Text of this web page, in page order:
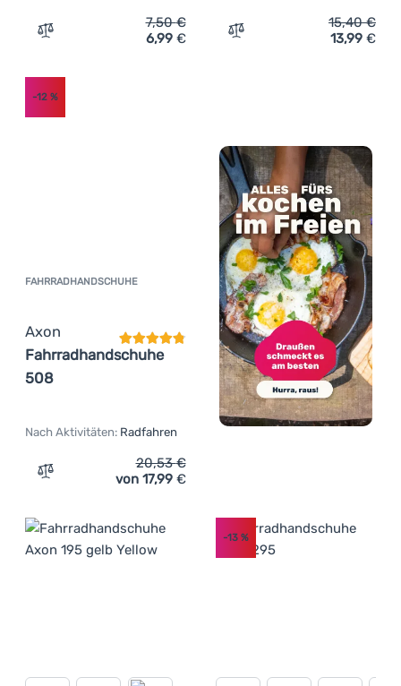
Zum Vergleich 'Fahrradhandschuhe Axon 190'
7,50€
6,99 € Zum Vergleich
15,40€
13,99 €
FAHRRADHANDSCHUHE
Axon
Fahrradhandschuhe
508
Kundenbewertung
-12 %
Nach Aktivitäten: Radfahren
Zum Vergleich 'Fahrradhandschuhe Axon
20,53€
von 17,99 €
-13%